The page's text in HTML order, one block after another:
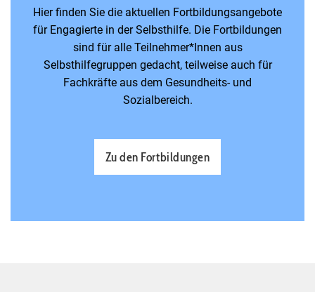
Hier finden Sie die aktuellen Fortbildungsangebote
für Engagierte in der Selbsthilfe. Die Fortbildungen
sind für alle Teilnehmer*Innen aus
Selbsthilfegruppen gedacht, teilweise auch für
Fachkräfte aus dem Gesundheits- und
Sozialbereich.
Zu den Fortbildungen